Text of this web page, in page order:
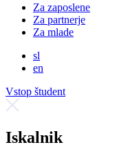
Za zaposlene
Za partnerje
Za mlade
sl
en
Vstop študent
Iskalnik